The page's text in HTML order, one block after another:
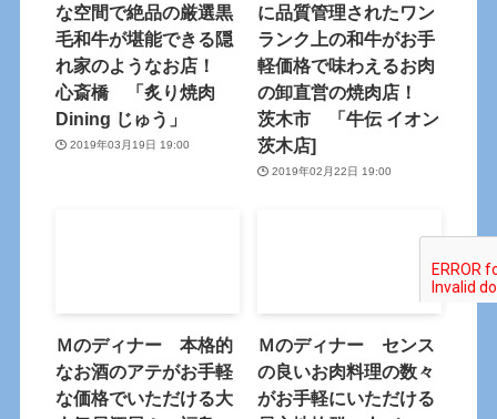
な空間で絶品の厳選黒
毛和牛が堪能できる隠
れ家のようなお店！
心斎橋 「炙り焼肉
Dining じゅう」
2019年03月19日 19:00
に品質管理されたワン
ランク上の和牛がお手
軽価格で味わえるお肉
の卸直営の焼肉店！
茨木市 「牛伝 イオン
茨木店]
2019年02月22日 19:00
Ｍのディナー 本格的
なお酒のアテがお手軽
な価格でいただける大
Ｍのディナー センス
の良いお肉料理の数々
がお手軽にいただける